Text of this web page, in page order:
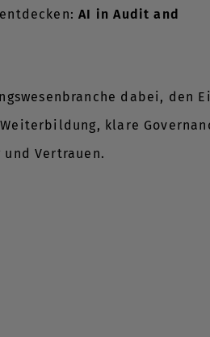
AI in Audit and
dabei, den
klare
Vertrauen.